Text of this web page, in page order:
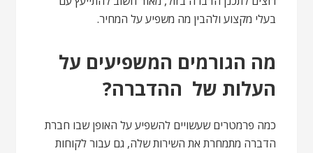
בעלי מקצוע ולהבין מה משפיע על המחיר.
מה הגורמים המשפיעים על
העלות של ההדברה?
כמה פרמטרים שעשויים להשפיע על האופן שבו חברת
הדברה מתמחרת את השירות שלה, גם עבור לקוחות